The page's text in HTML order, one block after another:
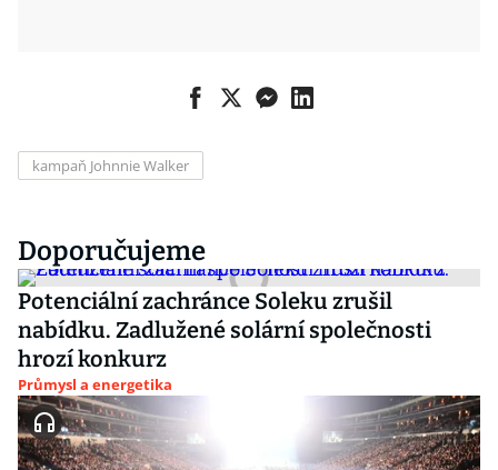
kampaň Johnnie Walker
Doporučujeme
Potenciální zachránce Soleku zrušil
nabídku. Zadlužené solární společnosti
hrozí konkurz
Průmysl a energetika